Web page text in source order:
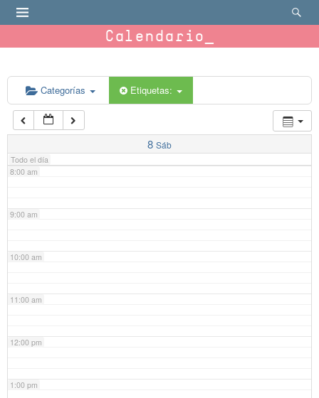
Calendario
Categorías Etiquetas:
8 Sáb
Todo el día
6:00 am
7:00 am
8:00 am
9:00 am
10:00 am
11:00 am
12:00 pm
1:00 pm